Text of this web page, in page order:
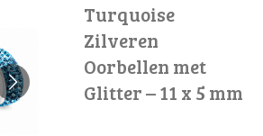
Turquoise
Zilveren
Oorbellen met
Glitter – 11 x 5 mm